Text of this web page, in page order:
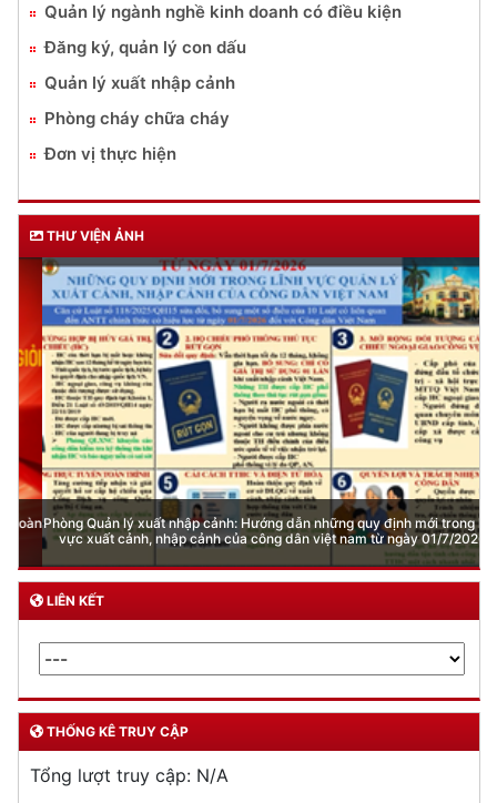
Quản lý ngành nghề kinh doanh có điều kiện
Đăng ký, quản lý con dấu
Quản lý xuất nhập cảnh
Phòng cháy chữa cháy
Đơn vị thực hiện
THƯ VIỆN ẢNH
Phòng Quản lý xuất nhập cảnh: Hướng dẫn những quy định mới trong lĩnh
vực xuất cảnh, nhập cảnh của công dân việt nam từ ngày 01/7/2026
LIÊN KẾT
THỐNG KÊ TRUY CẬP
Tổng lượt truy cập: N/A